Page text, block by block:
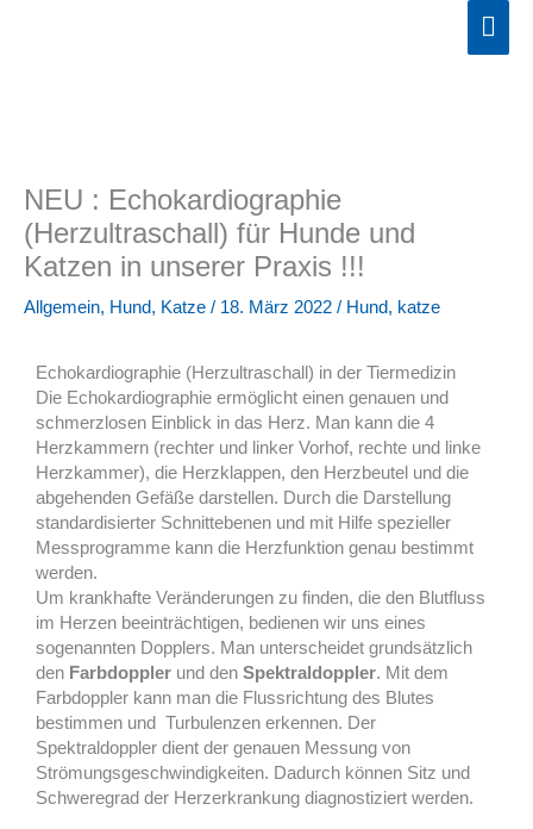
NEU : Echokardiographie
(Herzultraschall) für Hunde und
Katzen in unserer Praxis !!!
Allgemein, Hund, Katze / 18. März 2022 / Hund, katze
Echokardiographie (Herzultraschall) in der Tiermedizin
Die Echokardiographie ermöglicht einen genauen und
schmerzlosen Einblick in das Herz. Man kann die 4
Herzkammern (rechter und linker Vorhof, rechte und linke
Herzkammer), die Herzklappen, den Herzbeutel und die
abgehenden Gefäße darstellen. Durch die Darstellung
standardisierter Schnittebenen und mit Hilfe spezieller
Messprogramme kann die Herzfunktion genau bestimmt
werden.
Um krankhafte Veränderungen zu finden, die den Blutfluss
im Herzen beeinträchtigen, bedienen wir uns eines
sogenannten Dopplers. Man unterscheidet grundsätzlich
den Farbdoppler und den Spektraldoppler. Mit dem
Farbdoppler kann man die Flussrichtung des Blutes
bestimmen und Turbulenzen erkennen. Der
Spektraldoppler dient der genauen Messung von
Strömungsgeschwindigkeiten. Dadurch können Sitz und
Schweregrad der Herzerkrankung diagnostiziert werden.